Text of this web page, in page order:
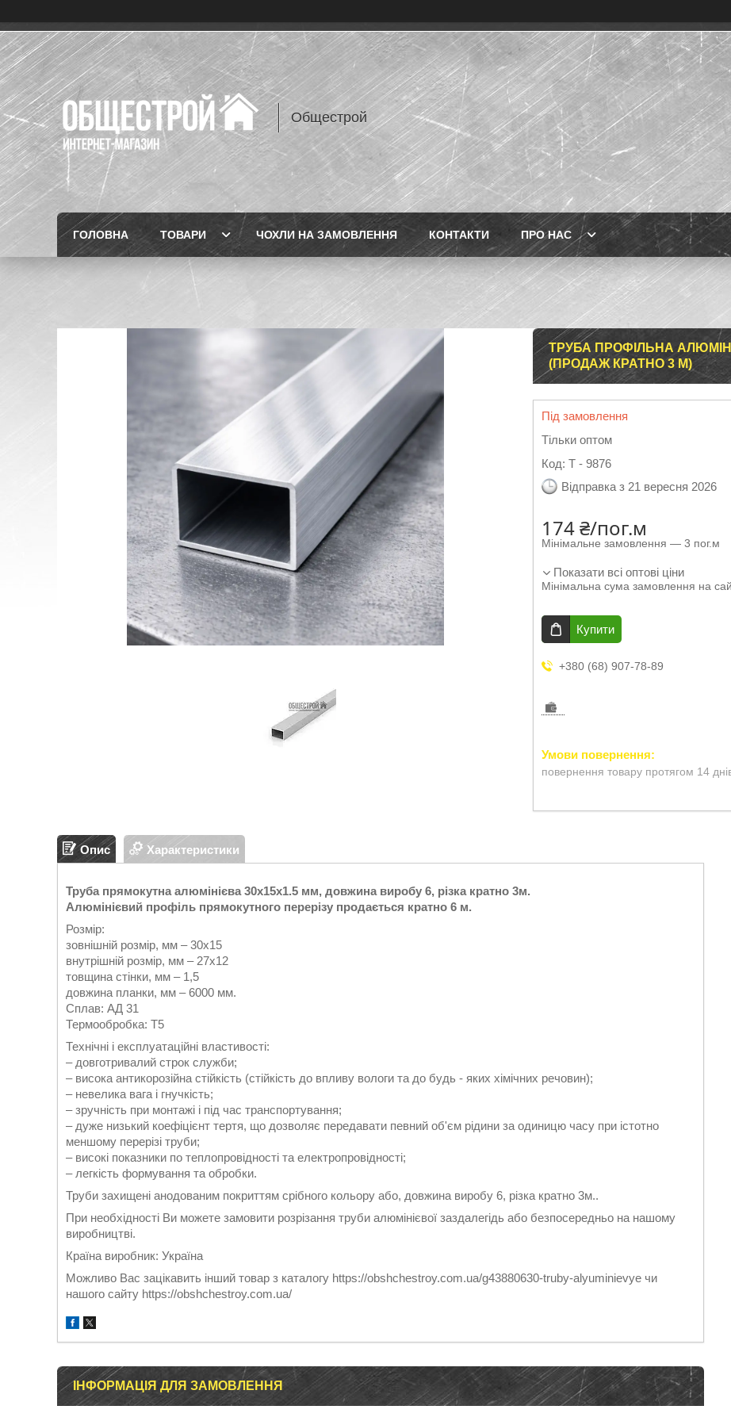
Общестрой
ГОЛОВНА ТОВАРИ ЧОХЛИ НА ЗАМОВЛЕННЯ КОНТАКТИ ПРО НАС
ТРУБА ПРОФІЛЬНА
(ПРОДАЖ КРАТНО 3 М)
Під замовлення
Тільки оптом
Код: Т - 9876
Відправка з 21 вересня 2026
174 ₴/пог.м
Мінімальне замовлення — 3 пог.м
Показати всі оптові ціни
Мінімальна сума замовлення на
Купити
+380 (68) 907-78-89
повернення товару протягом 14
Опис Характеристики
Труба прямокутна алюмінієва 30х15х1.5 мм, довжина виробу 6, різка кратно 3м.
Алюмінієвий профіль прямокутного перерізу продається кратно 6 м.
Розмір:
зовнішній розмір, мм – 30х15
внутрішній розмір, мм – 27х12
товщина стінки, мм – 1,5
довжина планки, мм – 6000 мм.
Сплав: АД 31
Термообробка: Т5
Технічні і експлуатаційні властивості:
– довготривалий строк служби;
– висока антикорозійна стійкість (стійкість до впливу вологи та до будь - яких хімічних речовин);
– невелика вага і гнучкість;
– зручність при монтажі і під час транспортування;
– дуже низький коефіцієнт тертя, що дозволяє передавати певний об'єм рідини за одиницю часу при істотно
меншому перерізі труби;
– високі показники по теплопровідності та електропровідності;
– легкість формування та обробки.
Труби захищені анодованим покриттям срібного кольору або, довжина виробу 6, різка кратно 3м..
При необхідності Ви можете замовити розрізання труби алюмінієвої заздалегідь або безпосередньо на нашому
виробництві.
Країна виробник: Україна
Можливо Вас зацікавить інший товар з каталогу https://obshchestroy.com.ua/g43880630-truby-alyuminievye чи
нашого сайту https://obshchestroy.com.ua/
ІНФОРМАЦІЯ ДЛЯ ЗАМОВЛЕННЯ